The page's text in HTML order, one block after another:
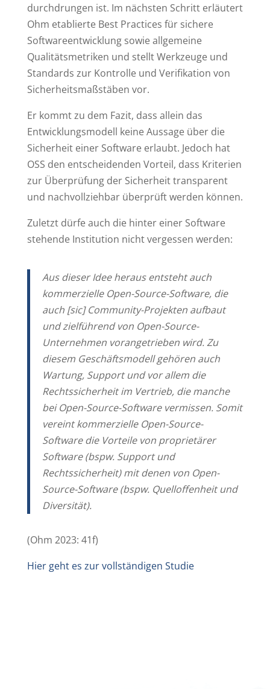
durchdrungen ist. Im nächsten Schritt erläutert
Ohm etablierte Best Practices für sichere
Softwareentwicklung sowie allgemeine
Qualitätsmetriken und stellt Werkzeuge und
Standards zur Kontrolle und Verifikation von
Sicherheitsmaßstäben vor.
Er kommt zu dem Fazit, dass allein das
Entwicklungsmodell keine Aussage über die
Sicherheit einer Software erlaubt. Jedoch hat
OSS den entscheidenden Vorteil, dass Kriterien
zur Überprüfung der Sicherheit transparent
und nachvollziehbar überprüft werden können.
Zuletzt dürfe auch die hinter einer Software
stehende Institution nicht vergessen werden:
Aus dieser Idee heraus entsteht auch
kommerzielle Open-Source-Software, die
auch [sic] Community-Projekten aufbaut
und zielführend von Open-Source-
Unternehmen vorangetrieben wird. Zu
diesem Geschäftsmodell gehören auch
Wartung, Support und vor allem die
Rechtssicherheit im Vertrieb, die manche
bei Open-Source-Software vermissen. Somit
vereint kommerzielle Open-Source-
Software die Vorteile von proprietärer
Software (bspw. Support und
Rechtssicherheit) mit denen von Open-
Source-Software (bspw. Quelloffenheit und
Diversität).
(Ohm 2023: 41f)
Hier geht es zur vollständigen Studie